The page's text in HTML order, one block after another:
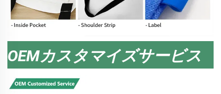
OEMカスタマイズサービス